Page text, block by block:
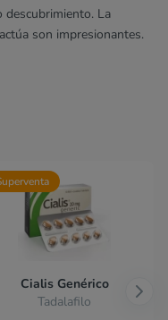
descubrimiento. La
son impresionantes.
Cialis Genérico
Tadalafilo